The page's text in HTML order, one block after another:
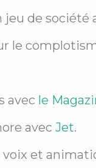
de société
le
avec le
avec Jet.
et